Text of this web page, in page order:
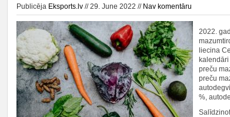
Publicēja Eksports.lv // 29. June 2022 // Nav komentāru
2022.
liecina
preču
preču
%,